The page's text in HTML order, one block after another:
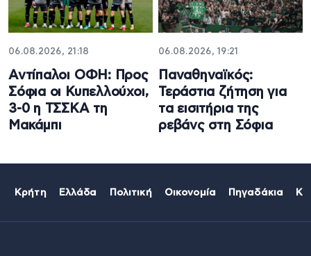
06.08.2026, 21:18
Αντίπαλοι ΟΦΗ: Προς
Σόφια οι Κυπελλούχοι,
3-0 η ΤΣΣΚΑ τη
Μακάμπι
06.08.2026, 19:21
Παναθηναϊκός:
Τεράστια ζήτηση για
τα εισιτήρια της
ρεβάνς στη Σόφια
Κρήτη Ελλάδα Πολιτική Οικονομία Πηγαδάκια